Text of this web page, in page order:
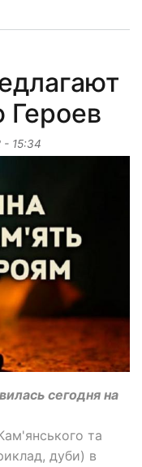
Героев
- 15:34
сегодня на
та
дуби) в